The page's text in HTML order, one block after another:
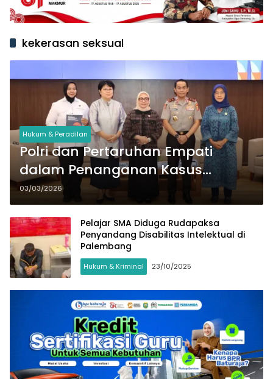
kekerasan seksual
Hukum & Peradilan
Polri dan Pertaruhan Empati
dalam Penanganan Kasus
Kekerasan Seksual
03/03/2026
Pelajar SMA Diduga Rudapaksa
Penyandang Disabilitas Intelektual di
Palembang
Hukum & Kriminal 23/10/2025